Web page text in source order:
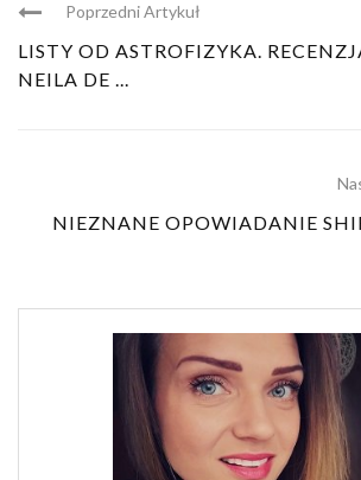
Poprzedni Artykuł
LISTY OD ASTROFIZYKA.
NEILA DE ...
NIEZNANE OPOWIADANIE